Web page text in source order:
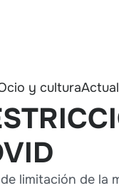
y cultura
limitación de la